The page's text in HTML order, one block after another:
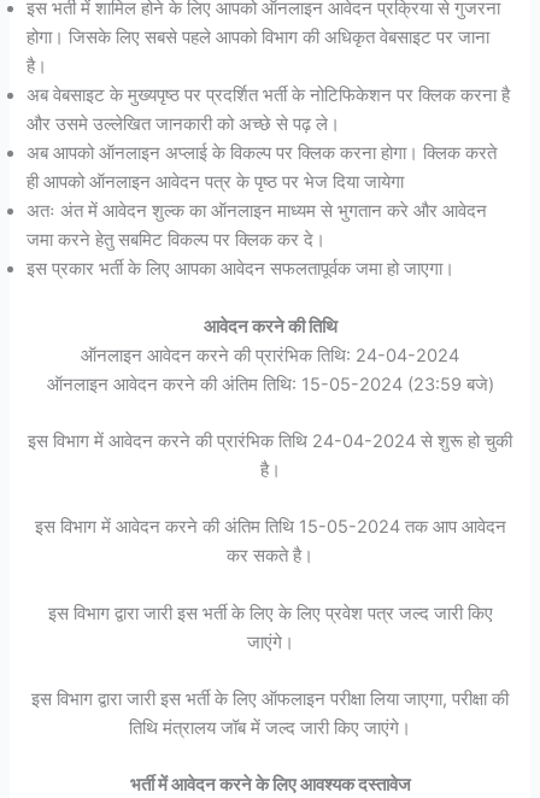
इस भर्ती में शामिल होने के लिए आपको ऑनलाइन आवेदन प्रक्रिया से गुजरना
होगा। जिसके लिए सबसे पहले आपको विभाग की अधिकृत वेबसाइट पर जाना
है।
अब वेबसाइट के मुख्यपृष्ठ पर प्रदर्शित भर्ती के नोटिफिकेशन पर क्लिक करना है
और उसमे उल्लेखित जानकारी को अच्छे से पढ़ ले।
अब आपको ऑनलाइन अप्लाई के विकल्प पर क्लिक करना होगा। क्लिक करते
ही आपको ऑनलाइन आवेदन पत्र के पृष्ठ पर भेज दिया जायेगा
अतः अंत में आवेदन शुल्क का ऑनलाइन माध्यम से भुगतान करे और आवेदन
जमा करने हेतु सबमिट विकल्प पर क्लिक कर दे।
इस प्रकार भर्ती के लिए आपका आवेदन सफलतापूर्वक जमा हो जाएगा।
आवेदन करने की तिथि
ऑनलाइन आवेदन करने की प्रारंभिक तिथि: 24-04-2024
ऑनलाइन आवेदन करने की अंतिम तिथि: 15-05-2024 (23:59 बजे)
इस विभाग में आवेदन करने की प्रारंभिक तिथि 24-04-2024 से शुरू हो चुकी
है।
इस विभाग में आवेदन करने की अंतिम तिथि 15-05-2024 तक आप आवेदन
कर सकते है।
इस विभाग द्वारा जारी इस भर्ती के लिए के लिए प्रवेश पत्र जल्द जारी किए
जाएंगे।
इस विभाग द्वारा जारी इस भर्ती के लिए ऑफलाइन परीक्षा लिया जाएगा, परीक्षा की
तिथि मंत्रालय जॉब में जल्द जारी किए जाएंगे।
भर्ती में आवेदन करने के लिए आवश्यक दस्तावेज